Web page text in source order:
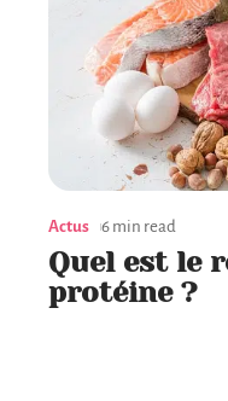
Actus 6 min read
Quel est le
protéine ?